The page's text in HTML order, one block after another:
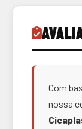
Com
nossa